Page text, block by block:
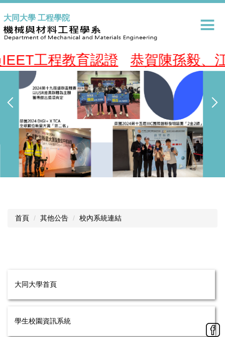
到
主
要
容
區
大同大學 工程學院
工程教育認證 恭賀陳孫毅、
首頁 其他公告 校內系統連結
大同大學首頁
學生校園資訊系統